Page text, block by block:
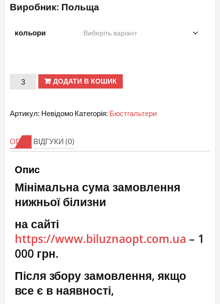
Виробник: Польща
кольори
Бюстгальтер
горошком
ДОДАТИ В КОШИК
Артикул: Невідомо Категорія: Бюстгальтери
ОПИС ВІДГУКИ (0)
Опис
Мінімальна сума замовлення
нижньої білизни
на сайті
https://www.biluznaopt.com.ua – 1
000 грн.
Після збору замовлення, якщо
все є в наявності,